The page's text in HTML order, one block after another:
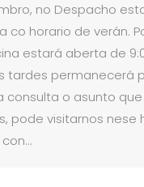
no Despacho
co horario de verán.
estará aberta de
tardes permanecerá
consulta o asunto
pode visitarnos nese